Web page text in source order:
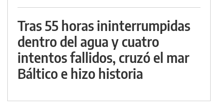
Tras 55 horas ininterrumpidas
dentro del agua y cuatro
intentos fallidos, cruzó el mar
Báltico e hizo historia